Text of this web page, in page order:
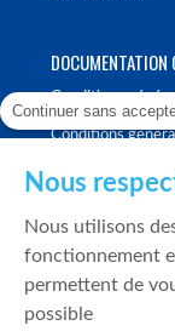
DOCUMENTATION
Conditions
Conditions
Politique de
Politique de
Fonds de
Continuer sans
Nous
Nous utilisons
fonctionnement
permettent de
possible